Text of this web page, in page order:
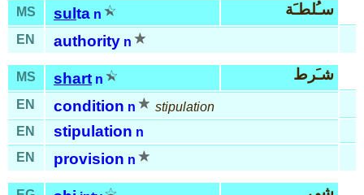
MS sul ta n سـُلطـَة
EN authority n
MS shart n شـَرط
EN condition n
stipulation
EN
stipulation n
EN
provision n